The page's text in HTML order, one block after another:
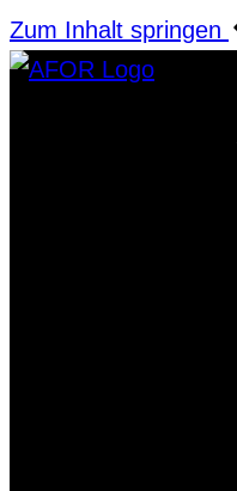
Zum Inhalt springen